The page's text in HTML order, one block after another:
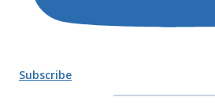
Subscribe